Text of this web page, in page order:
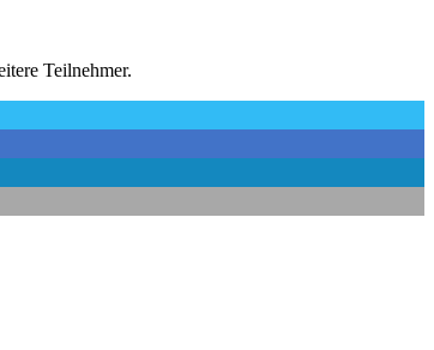
Teilnehmer.